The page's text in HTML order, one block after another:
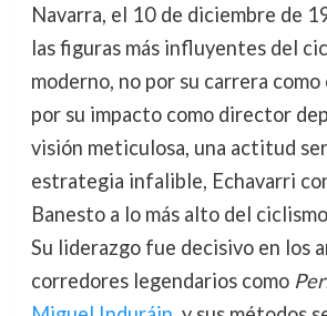
Navarra, el 10 de diciembre de
las figuras más influyentes del
moderno, no por su carrera
por su impacto como director
visión meticulosa, una actitud
estrategia infalible, Echavarri
Banesto a lo más alto del
Su liderazgo fue decisivo en los
corredores legendarios como